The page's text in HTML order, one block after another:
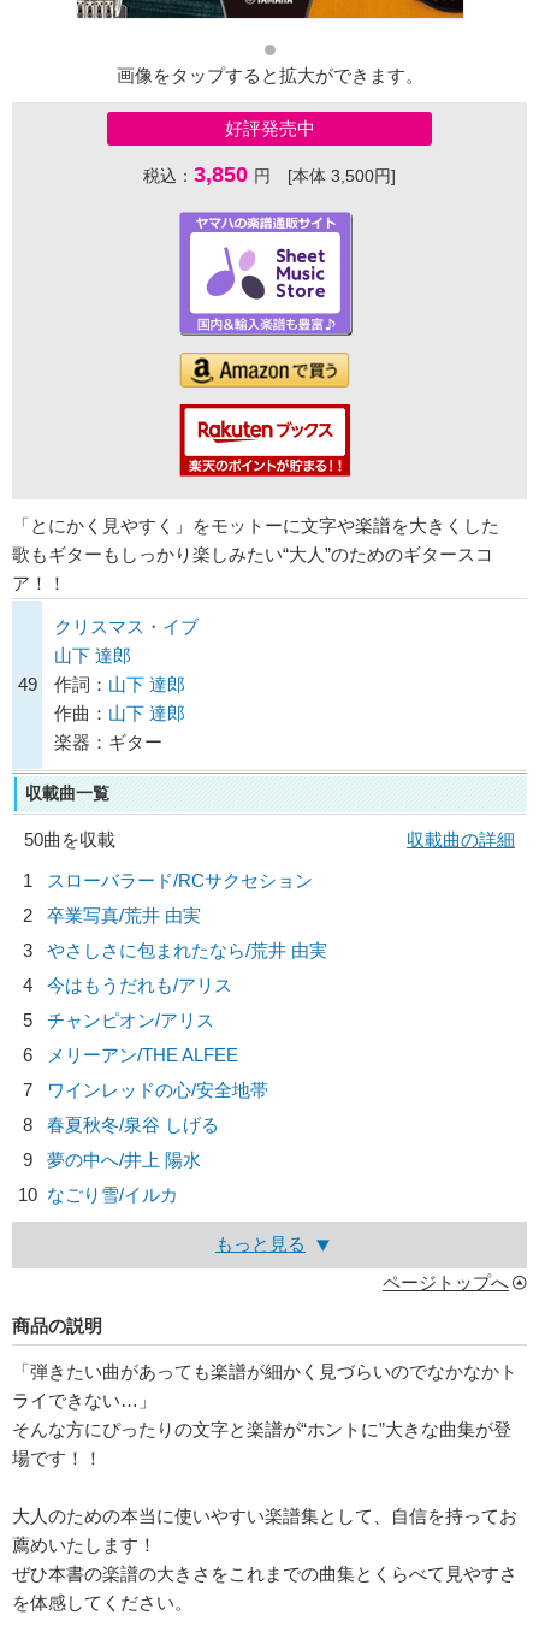
画像をタップすると拡大ができます。
好評発売中
税込： 3,850 円 [本体 3,500円]
「とにかく見やすく」をモットーに文字や楽譜を大きくした
歌もギターもしっかり楽しみたい“大人”のためのギタースコ
ア！！
49
クリスマス・イブ
山下 達郎
作詞： 山下 達郎
作曲： 山下 達郎
楽器：ギター
収載曲一覧
50曲を収載
収載曲の詳細
1
スローバラード/RCサクセション
2
卒業写真/荒井 由実
3
やさしさに包まれたなら/荒井 由実
4
今はもうだれも/アリス
5
チャンピオン/アリス
6
メリーアン/THE ALFEE
7
ワインレッドの心/安全地帯
8
春夏秋冬/泉谷 しげる
9
夢の中へ/井上 陽水
10 なごり雪/イルカ
もっと見る
ページトップへ
商品の説明
「弾きたい曲があっても楽譜が細かく見づらいのでなかなかト
ライできない…」
そんな方にぴったりの文字と楽譜が“ホントに”大きな曲集が登
場です！！
大人のための本当に使いやすい楽譜集として、自信を持ってお
薦めいたします！
ぜひ本書の楽譜の大きさをこれまでの曲集とくらべて見やすさ
を体感してください。